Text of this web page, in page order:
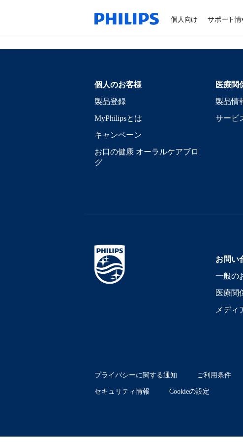
個人向け サポート情
個人のお客様
製品登録
MyPhilipsとは
キャンペーン
お口の健康 オーラルケアブロ
グ
医療関
製品情
サービ
お問い
一般の
医療関
メディ
プライバシーに関する通知 ご利用条件
セキュリティ情報 Cookieの設定